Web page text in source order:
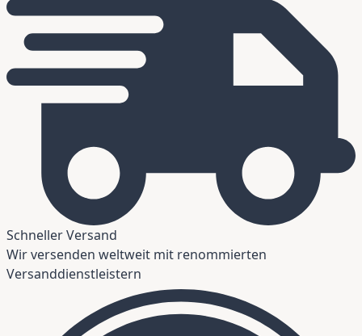
Schneller Versand
Wir versenden weltweit mit renommierten
Versanddienstleistern